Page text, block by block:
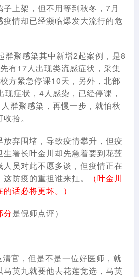
上架，但不用等到秋冬，7月
疫情却已经濒临爆发大流行的危
群聚感染其中新增2起案例，是8
有17人出现类流感症状，采集
方紧急停课10天，另外，北部
现症状，4人感染，已经停课，
群聚感染，再慢一步，就怕秋
拾。
弃围堵，导致疫情攀升，但疫
生署长叶金川却先急着要到花莲
员对此不愿多谈，但疫情正在
防疫的重担谁来扛。
（叶金川
话必将更坏。）
分是倪师点评）
官，但是不是一位好医师，就
马英九就要他去花莲竞选，马英